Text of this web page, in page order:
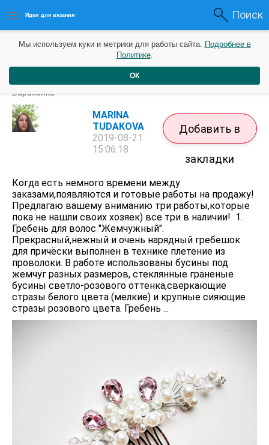
Идеи для вязания Поиск
Новые готовые работы на продажу!)
Барахолка
MARINA
TUDAKOVA
2019-08-21
15:06:18
Добавить в
закладки
Когда есть немного времени между
заказами,появляются и готовые работы на продажу!
Предлагаю вашему вниманию три работы,которые
пока не нашли своих хозяек) все три в наличии! 1.
Гребень для волос "Жемчужный".
Прекрасный,нежный и очень нарядный гребешок
для причёски выполнен в технике плетение из
проволоки. В работе использованы бусины под
жемчуг разных размеров, стеклянные граненые
бусины светло-розового оттенка,сверкающие
стразы белого цвета (мелкие) и крупные сияющие
стразы розового цвета. Гребень ...
Мы используем куки и метрики для работы сайта. Подробнее в
Политике.
ОК